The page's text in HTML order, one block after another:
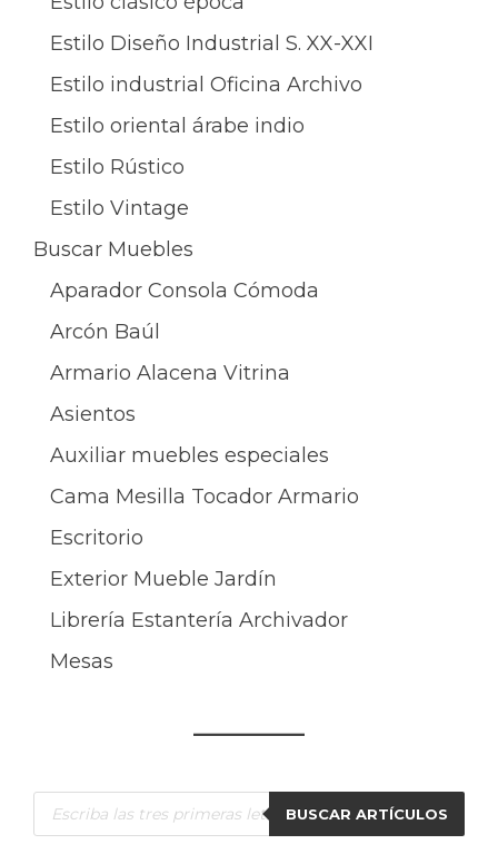
Estilo Diseño Industrial S. XX-XXI
Estilo industrial Oficina Archivo
Estilo oriental árabe indio
Estilo Rústico
Estilo Vintage
Buscar Muebles
Aparador Consola Cómoda
Arcón Baúl
Armario Alacena Vitrina
Asientos
Auxiliar muebles especiales
Cama Mesilla Tocador Armario
Escritorio
Exterior Mueble Jardín
Librería Estantería Archivador
Mesas
Búsqueda
de
productos
BUSCAR ARTÍCULOS